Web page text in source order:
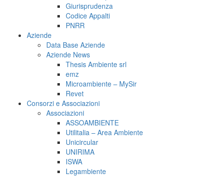
Giurisprudenza
Codice Appalti
PNRR
Aziende
Data Base Aziende
Aziende News
Thesis Ambiente srl
emz
Microambiente – MySir
Revet
Consorzi e Associazioni
Associazioni
ASSOAMBIENTE
Utilitalia – Area Ambiente
Unicircular
UNIRIMA
ISWA
Legambiente